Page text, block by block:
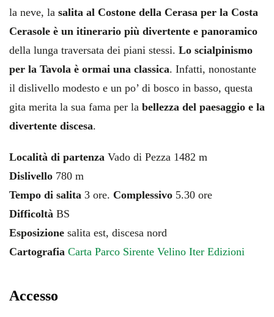
la neve, la salita al Costone della Cerasa per la Costa
Cerasole è un itinerario più divertente e panoramico
della lunga traversata dei piani stessi. Lo scialpinismo
per la Tavola è ormai una classica. Infatti, nonostante
il dislivello modesto e un po’ di bosco in basso, questa
gita merita la sua fama per la bellezza del paesaggio e la
divertente discesa.
Località di partenza Vado di Pezza 1482 m
Dislivello 780 m
Tempo di salita 3 ore. Complessivo 5.30 ore
Difficoltà BS
Esposizione salita est, discesa nord
Cartografia Carta Parco Sirente Velino Iter Edizioni
Accesso